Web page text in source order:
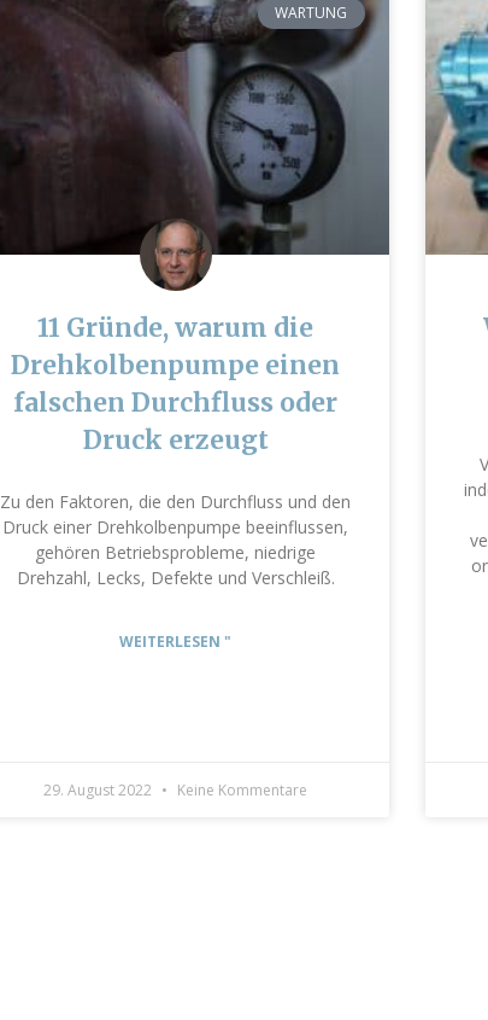
WARTUNG
11 Gründe, warum die
Drehkolbenpumpe einen
falschen Durchfluss oder
Druck erzeugt
Zu den Faktoren, die den Durchfluss und den
Druck einer Drehkolbenpumpe beeinflussen,
gehören Betriebsprobleme, niedrige
Drehzahl, Lecks, Defekte und Verschleiß.
WEITERLESEN "
29. August 2022 Keine Kommentare